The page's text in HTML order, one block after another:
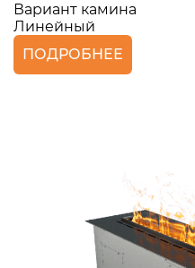
Вариант камина
Линейный
ПОДРОБНЕЕ